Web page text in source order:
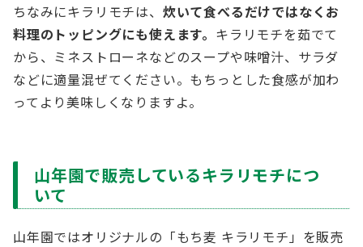
ちなみにキラリモチは、 炊いて食べるだけではなくお
料理のトッピングにも使えます。 キラリモチを茹でて
から、ミネストローネなどのスープや味噌汁、サラダ
などに適量混ぜてください。もちっとした食感が加わ
ってより美味しくなりますよ。
山年園で販売しているキラリモチにつ
いて
山年園ではオリジナルの「もち麦 キラリモチ」を販売